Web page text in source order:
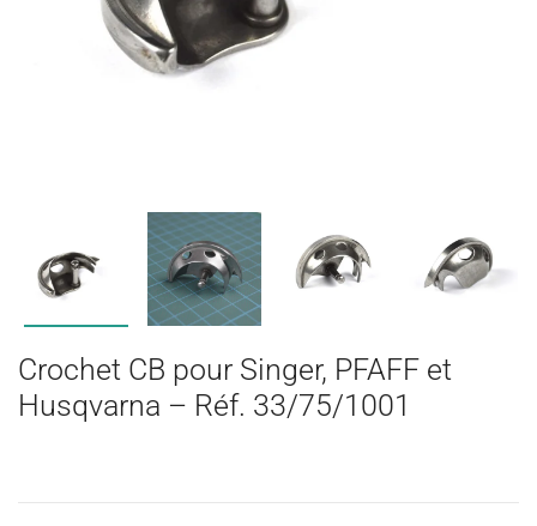
Crochet CB pour Singer, PFAFF et
Husqvarna – Réf. 33/75/1001